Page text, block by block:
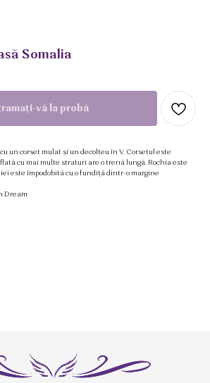
Somalia
vă la probă
un corset mulat și un decolteu în V. Corsetul este
cu mai multe straturi are o trenă lungă. Rochia este
este împodobită cu o fundiță dintr-o margine
Dream